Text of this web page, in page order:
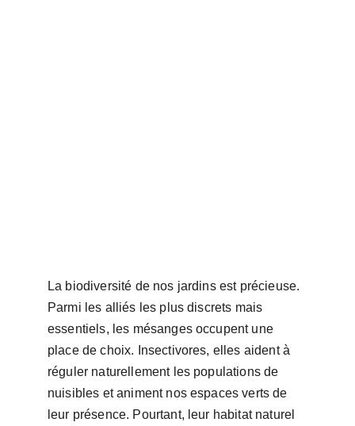
La biodiversité de nos jardins est précieuse.
Parmi les alliés les plus discrets mais
essentiels, les mésanges occupent une
place de choix. Insectivores, elles aident à
réguler naturellement les populations de
nuisibles et animent nos espaces verts de
leur présence. Pourtant, leur habitat naturel